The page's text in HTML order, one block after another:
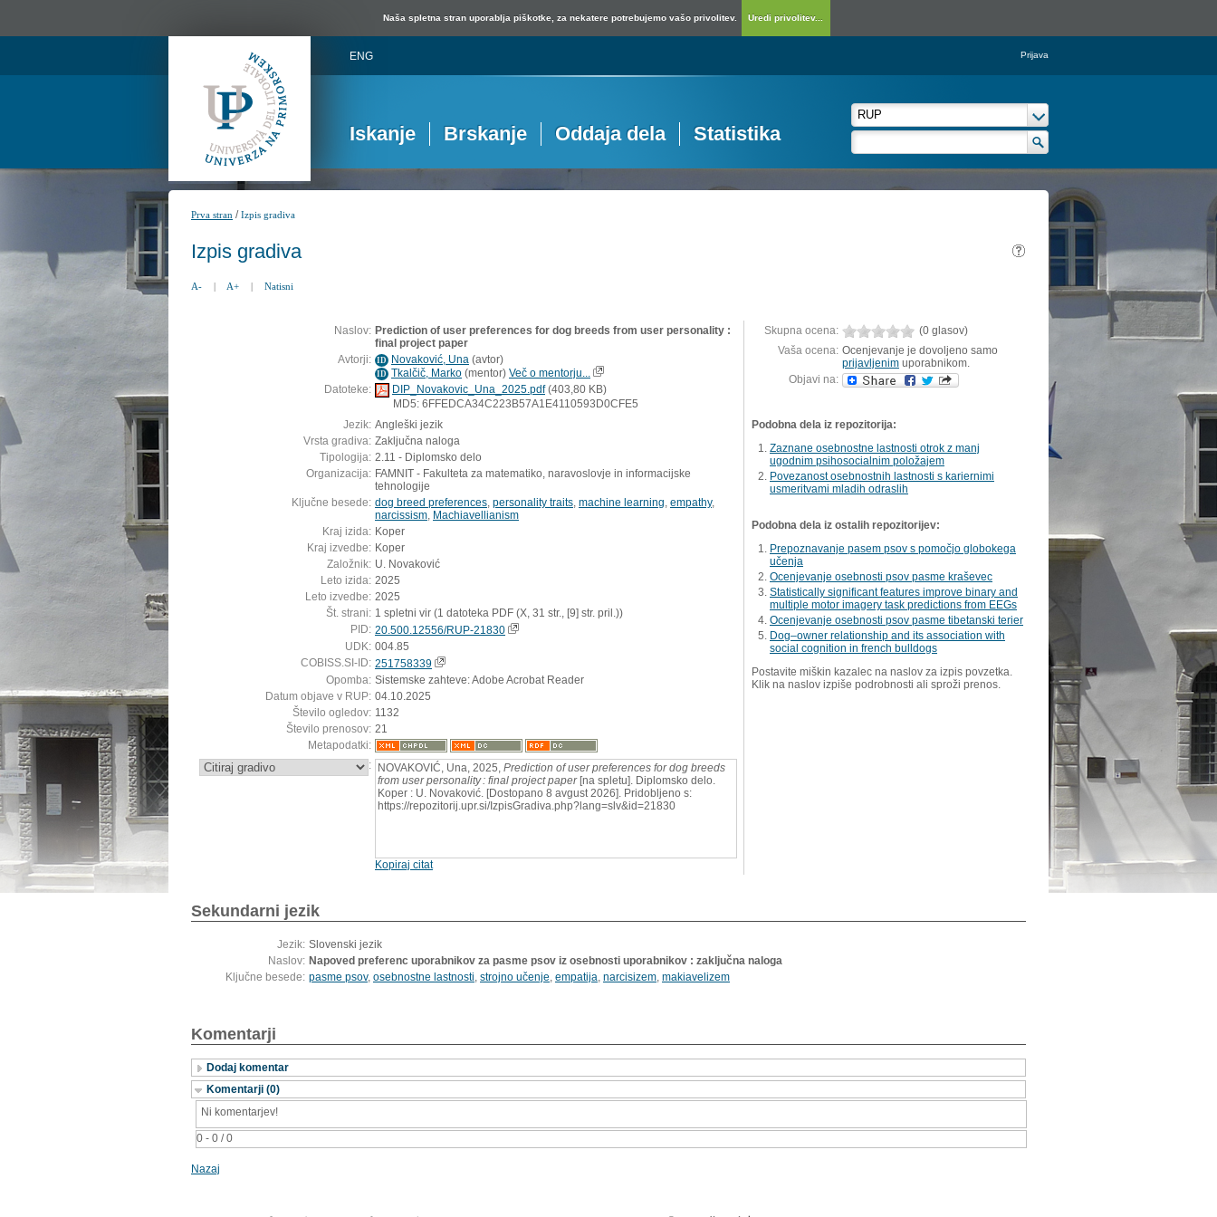
Naša spletna stran uporablja piškotke, za nekatere potrebujemo vašo privolitev. Uredi privolitev...
ENG Prijava
Iskanje Brskanje Oddaja dela Statistika
Prva stran /Izpis gradiva
Izpis gradiva
A- | A+ | Natisni
Naslov: Prediction of user preferences for dog breeds from user personality :
final project paper
Avtorji: ID Novaković, Una (avtor)
ID Tkalčič, Marko (mentor) Več o mentorju...
Datoteke:
DIP_Novakovic_Una_2025.pdf(403,80 KB)
MD5: 6FFEDCA34C223B57A1E4110593D0CFE5
Jezik: Angleški jezik
Vrsta gradiva: Zaključna naloga
Tipologija: 2.11 - Diplomsko delo
Organizacija: FAMNIT - Fakulteta za matematiko, naravoslovje in informacijske
tehnologije
Ključne besede: dog breed preferences personality traits machine learning empathy,
narcissism Machiavellianism
Kraj izida: Koper
Kraj izvedbe: Koper
Založnik: U. Novaković
Leto izida: 2025
Leto izvedbe: 2025
Št. strani: 1 spletni vir (1 datoteka PDF (X, 31 str., [9] str. pril.))
PID: 20.500.12556/RUP-21830
UDK: 004.85
COBISS.SI-ID: 251758339
Opomba: Sistemske zahteve: Adobe Acrobat Reader
Datum objave v RUP: 04.10.2025
Število ogledov: 1132
Število prenosov: 21
Metapodatki:
: NOVAKOVIĆ, Una, 2025, Prediction of user preferences for dog breeds
from user personality : final project paper[na spletu]. Diplomsko delo.
Koper : U. Novaković. [Dostopano 8 avgust 2026]. Pridobljeno s:
https://repozitorij.upr.si/IzpisGradiva.php?lang=slv&id=21830
Kopiraj citat
Skupna ocena:
(0 glasov)
Vaša ocena: Ocenjevanje je dovoljeno samo
prijavljenim uporabnikom.
Objavi na:
Podobna dela iz repozitorija:
Zaznane osebnostne lastnosti otrok z manj
ugodnim psihosocialnim položajem
Povezanost osebnostnih lastnosti s kariernimi
usmeritvami mladih odraslih
Podobna dela iz ostalih repozitorijev:
Prepoznavanje pasem psov s pomočjo globokega
učenja
Ocenjevanje osebnosti psov pasme kraševec
Statistically significant features improve binary and
multiple motor imagery task predictions from EEGs
Ocenjevanje osebnosti psov pasme tibetanski terier
Dog–owner relationship and its association with
social cognition in french bulldogs
Postavite miškin kazalec na naslov za izpis povzetka.
Klik na naslov izpiše podrobnosti ali sproži prenos.
Sekundarni jezik
Jezik: Slovenski jezik
Naslov: Napoved preferenc uporabnikov za pasme psov iz osebnosti uporabnikov : zaključna naloga
Ključne besede: pasme psov, osebnostne lastnosti, strojno učenje, empatija, narcisizem, makiavelizem
Komentarji
Dodaj komentar
Komentarji (0)
0 - 0 / 0
Ni komentarjev!
Nazaj